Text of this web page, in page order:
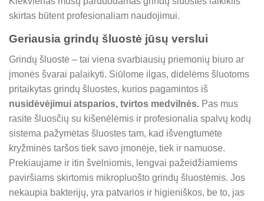
skirtas būtent profesionaliam naudojimui.
Geriausia grindų šluostė jūsų verslui
Grindų šluostė – tai viena svarbiausių priemonių biuro ar
įmonės švarai palaikyti. Siūlome ilgas, didelėms šluotoms
pritaikytas grindų šluostes, kurios pagamintos iš
nusidėvėjimui atsparios, tvirtos medvilnės. Pas mus
rasite šluosčių su kišenėlėmis ir profesionalia spalvų kodų
sistema pažymėtas šluostes tam, kad išvengtumėte
kryžminės taršos tiek savo įmonėje, tiek ir namuose.
Prekiaujame ir itin švelniomis, lengvai pažeidžiamiems
paviršiams skirtomis mikropluošto grindų šluostėmis. Jos
nekaupia bakterijų, yra patvarios ir higieniškos, be to, jas